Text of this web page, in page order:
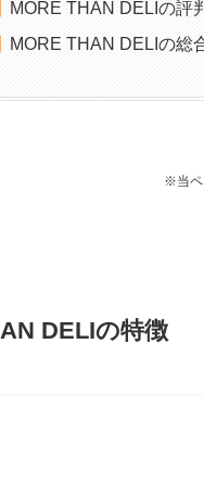
デメリット（悪い点